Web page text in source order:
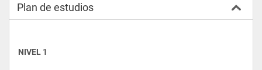
Plan de estudios
NIVEL 1